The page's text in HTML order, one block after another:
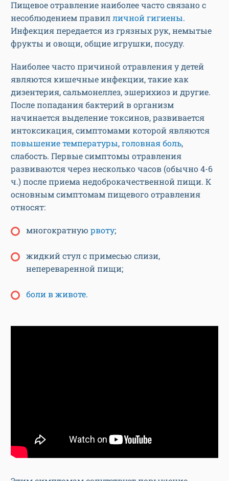
Пищевое отравление наиболее часто связано с
несоблюдением правилличной гигиены.
Инфекция передается из грязных рук, немытые
фрукты и овощи, общие игрушки, посуду.
Наиболее часто причиной отравления у детей
являются кишечные инфекции, такие как
дизентерия, сальмонеллез, эшерихиоз и другие.
После попадания бактерий в организм
начинается выделение токсинов, развивается
интоксикация, симптомами которой являются
повышение температуры,головная боль,
слабость. Первые симптомы отравления
развиваются через несколько часов (обычно 4-6
ч.) после приема недоброкачественной пищи. К
основным симптомам пищевого отравления
относят:
многократную рвоту;
жидкий стул с примесью слизи,
непереваренной пищи;
боли в животе.